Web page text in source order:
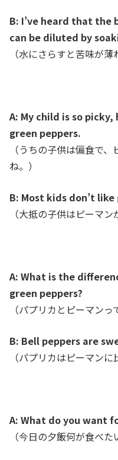
B: I’ve heard that the
can be diluted by
（水にさらすと苦味が薄
A: My child is so
green peppers.
（うちの子供は偏食で
ね。）
B: Most kids don’t
（大抵の子供はピーマン
A: What is the
green peppers?
（パプリカとピーマンっ
B: Bell peppers are
（パプリカはピーマンに
A: What do you want
（今日の夕飯何が食べた